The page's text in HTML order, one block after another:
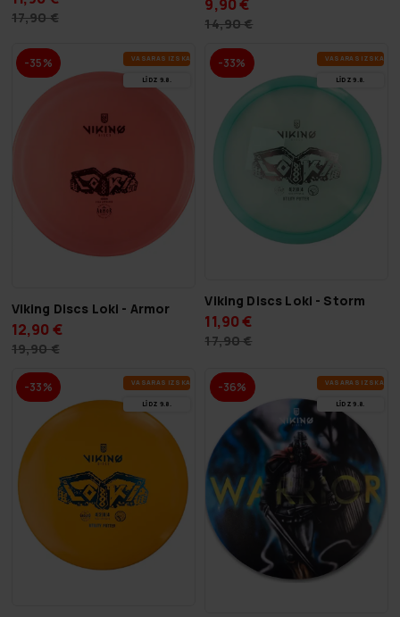
17,90 €
9,90 €
14,90 €
-35% VA­SA­RAS IZ­SKA­ŅA
LĪDZ 9.8.
Viking Discs Loki - Armor
12,90 €
19,90 €
-33% VA­SA­RAS IZ­SKA­ŅA
LĪDZ 9.8.
Viking Discs Loki - Storm
11,90 €
17,90 €
-33% VA­SA­RAS IZ­SKA­ŅA
LĪDZ 9.8.
-36% VA­SA­RAS IZ­SKA­ŅA
LĪDZ 9.8.